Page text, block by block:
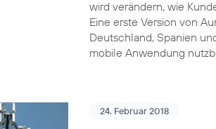
wird verändern, wie
Eine erste Version von
Deutschland, Spanien
mobile Anwendung
24. Februar 2018